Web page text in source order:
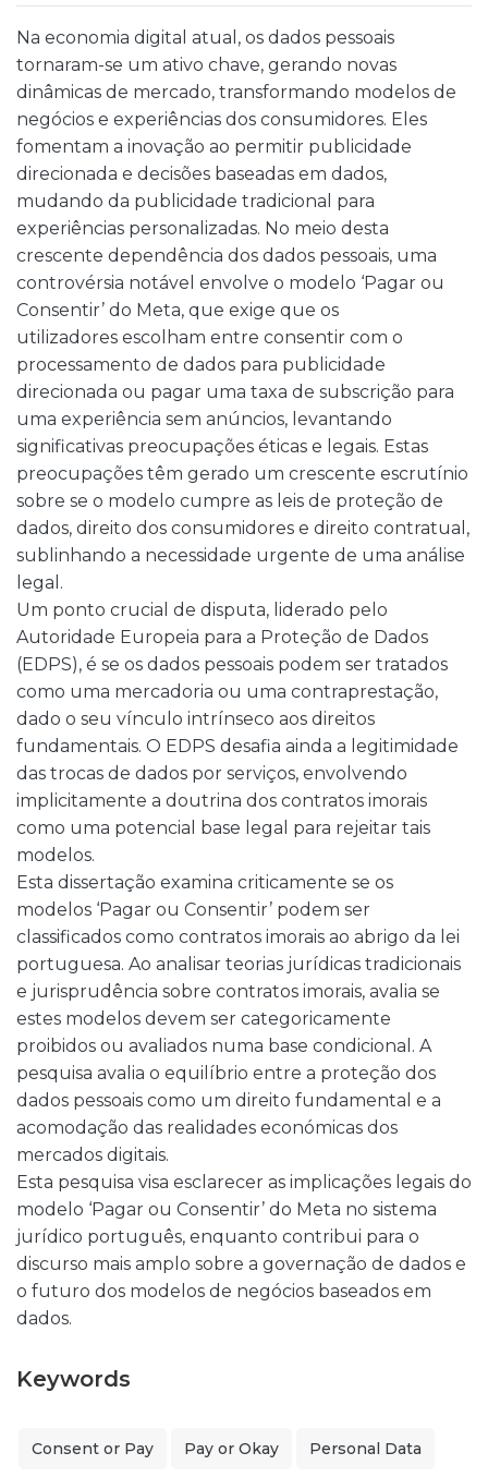
Na economia digital atual, os dados pessoais
tornaram-se um ativo chave, gerando novas
dinâmicas de mercado, transformando modelos de
negócios e experiências dos consumidores. Eles
fomentam a inovação ao permitir publicidade
direcionada e decisões baseadas em dados,
mudando da publicidade tradicional para
experiências personalizadas. No meio desta
crescente dependência dos dados pessoais, uma
controvérsia notável envolve o modelo ‘Pagar ou
Consentir’ do Meta, que exige que os
utilizadores escolham entre consentir com o
processamento de dados para publicidade
direcionada ou pagar uma taxa de subscrição para
uma experiência sem anúncios, levantando
significativas preocupações éticas e legais. Estas
preocupações têm gerado um crescente escrutínio
sobre se o modelo cumpre as leis de proteção de
dados, direito dos consumidores e direito contratual,
sublinhando a necessidade urgente de uma análise
legal.
Um ponto crucial de disputa, liderado pelo
Autoridade Europeia para a Proteção de Dados
(EDPS), é se os dados pessoais podem ser tratados
como uma mercadoria ou uma contraprestação,
dado o seu vínculo intrínseco aos direitos
fundamentais. O EDPS desafia ainda a legitimidade
das trocas de dados por serviços, envolvendo
implicitamente a doutrina dos contratos imorais
como uma potencial base legal para rejeitar tais
modelos.
Esta dissertação examina criticamente se os
modelos ‘Pagar ou Consentir’ podem ser
classificados como contratos imorais ao abrigo da lei
portuguesa. Ao analisar teorias jurídicas tradicionais
e jurisprudência sobre contratos imorais, avalia se
estes modelos devem ser categoricamente
proibidos ou avaliados numa base condicional. A
pesquisa avalia o equilíbrio entre a proteção dos
dados pessoais como um direito fundamental e a
acomodação das realidades económicas dos
mercados digitais.
Esta pesquisa visa esclarecer as implicações legais do
modelo ‘Pagar ou Consentir’ do Meta no sistema
jurídico português, enquanto contribui para o
discurso mais amplo sobre a governação de dados e
o futuro dos modelos de negócios baseados em
dados.
Keywords
Consent or Pay Pay or Okay Personal Data